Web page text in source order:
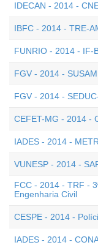
IDECAN - 2014 -
IBFC - 2014 - TRE-
FUNRIO - 2014 - IF-
FGV - 2014 -
FGV - 2014 -
CEFET-MG - 2014 -
IADES - 2014 -
VUNESP - 2014 -
FCC - 2014 - TRF -
Engenharia Civil
CESPE - 2014 -
IADES - 2014 -